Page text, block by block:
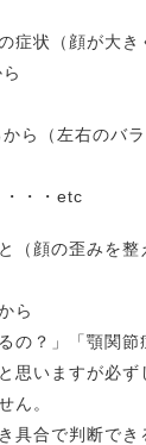
症状（顔が大き
ら（左右のバラ
・・etc
（顔の歪みを整
ら
の？」「顎関節
思いますが必ず
ん。
具合で判断でき